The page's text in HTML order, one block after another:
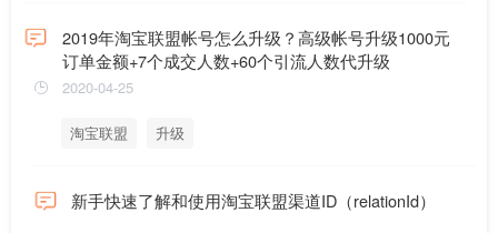
2019年淘宝联盟帐号怎么升级？高级帐号升级1000元
订单金额+7个成交人数+60个引流人数代升级
2020-04-25
淘宝联盟 升级
新手快速了解和使用淘宝联盟渠道ID（relationId）